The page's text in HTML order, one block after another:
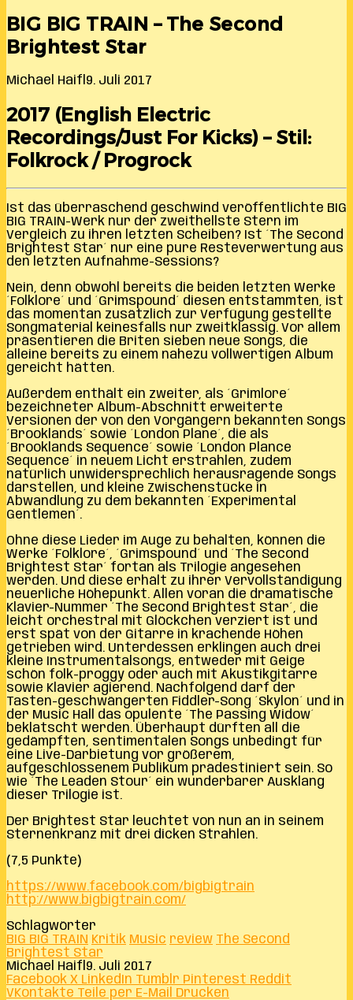
BIG BIG TRAIN – The Second
Brightest Star
Michael Haifl 9. Juli 2017
2017 (English Electric
Recordings/Just For Kicks) – Stil:
Folkrock / Progrock
Ist das überraschend geschwind veröffentlichte BIG
BIG TRAIN-Werk nur der zweithellste Stern im
Vergleich zu ihren letzten Scheiben? Ist ´The Second
Brightest Star´ nur eine pure Resteverwertung aus
den letzten Aufnahme-Sessions?
Nein, denn obwohl bereits die beiden letzten Werke
´Folklore´ und ´Grimspound´ diesen entstammten, ist
das momentan zusätzlich zur Verfügung gestellte
Songmaterial keinesfalls nur zweitklassig. Vor allem
präsentieren die Briten sieben neue Songs, die
alleine bereits zu einem nahezu vollwertigen Album
gereicht hätten.
Außerdem enthält ein zweiter, als ´Grimlore´
bezeichneter Album-Abschnitt erweiterte
Versionen der von den Vorgängern bekannten Songs
´Brooklands´ sowie ´London Plane´, die als
´Brooklands Sequence´ sowie ´London Plance
Sequence´ in neuem Licht erstrahlen, zudem
natürlich unwidersprechlich herausragende Songs
darstellen, und kleine Zwischenstücke in
Abwandlung zu dem bekannten ´Experimental
Gentlemen´.
Ohne diese Lieder im Auge zu behalten, können die
Werke ´Folklore´, ´Grimspound´ und ´The Second
Brightest Star´ fortan als Trilogie angesehen
werden. Und diese erhält zu ihrer Vervollständigung
neuerliche Höhepunkt. Allen voran die dramatische
Klavier-Nummer ´The Second Brightest Star´, die
leicht orchestral mit Glöckchen verziert ist und
erst spät von der Gitarre in krachende Höhen
getrieben wird. Unterdessen erklingen auch drei
kleine Instrumentalsongs, entweder mit Geige
schön folk-proggy oder auch mit Akustikgitarre
sowie Klavier agierend. Nachfolgend darf der
Tasten-geschwängerten Fiddler-Song ´Skylon´ und in
der Music Hall das opulente ´The Passing Widow´
beklatscht werden. Überhaupt dürften all die
gedämpften, sentimentalen Songs unbedingt für
eine Live-Darbietung vor größerem,
aufgeschlossenem Publikum prädestiniert sein. So
wie ´The Leaden Stour´ ein wunderbarer Ausklang
dieser Trilogie ist.
Der Brightest Star leuchtet von nun an in seinem
Sternenkranz mit drei dicken Strahlen.
(7,5 Punkte)
https://www.facebook.com/bigbigtrain
http://www.bigbigtrain.com/
Schlagwörter
BIG BIG TRAIN Kritik Music review The Second
Brightest Star
Michael Haifl 9. Juli 2017
Facebook X LinkedIn Tumblr Pinterest Reddit
VKontakte Teile per E-Mail Drucken